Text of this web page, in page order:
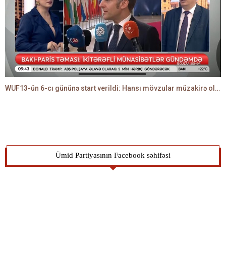
WUF13-ün 6-cı gününə start verildi: Hansı mövzular müzakirə olunacaq? -TALEH ƏLİYEV danışır
Ümid Partiyasının Facebook səhifəsi